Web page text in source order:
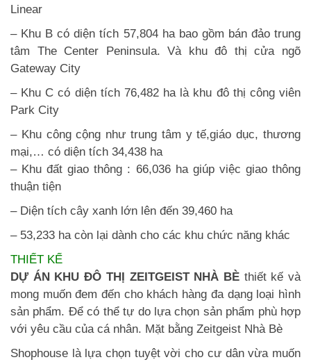
Linear
– Khu B có diện tích 57,804 ha bao gồm bán đảo trung
tâm The Center Peninsula. Và khu đô thị cửa ngõ
Gateway City
– Khu C có diện tích 76,482 ha là khu đô thị công viên
Park City
– Khu công cộng như trung tâm y tế,giáo dục, thương
mại,… có diện tích 34,438 ha
– Khu đất giao thông : 66,036 ha giúp việc giao thông
thuận tiện
– Diện tích cây xanh lớn lên đến 39,460 ha
– 53,233 ha còn lại dành cho các khu chức năng khác
THIẾT KẾ
DỰ ÁN KHU ĐÔ THỊ ZEITGEIST NHÀ BÈthiết kế và
mong muốn đem đến cho khách hàng đa dạng loại hình
sản phẩm. Để có thể tự do lựa chọn sản phẩm phù hợp
với yêu cầu của cá nhân. Mặt bằng Zeitgeist Nhà Bè
Shophouse là lựa chọn tuyệt vời cho cư dân vừa muốn